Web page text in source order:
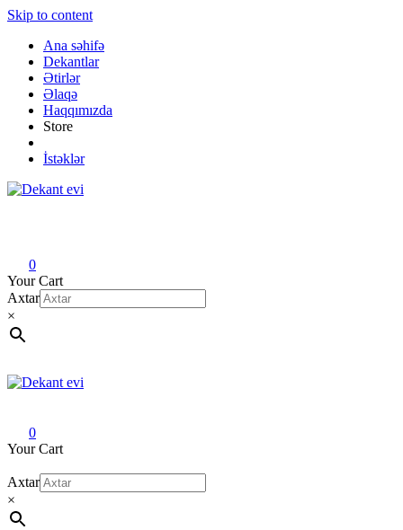
Skip to content
Ana səhifə
Dekantlar
Ətirlər
Əlaqə
Haqqımızda
Store
İstəklər
0
Your Cart
Axtar
×
0
Your Cart
Axtar
×